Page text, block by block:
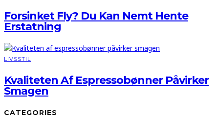
Forsinket Fly? Du Kan Nemt Hente
Erstatning
LIVSSTIL
Kvaliteten Af Espressobønner Påvirker
Smagen
CATEGORIES